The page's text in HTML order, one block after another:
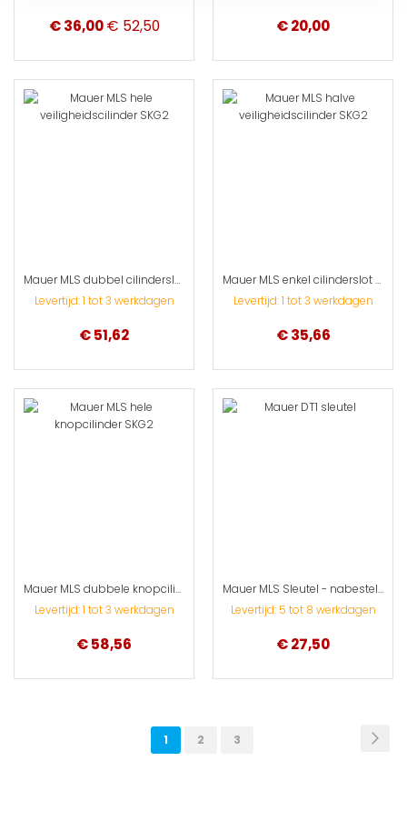
Special
€ 36,00 € 52,50 € 20,00
Mauer MLS dubbel cilinderslot SKG**
Levertijd: 1 tot 3 werkdagen
€ 51,62
Mauer MLS enkel cilinderslot SKG**
Levertijd: 1 tot 3 werkdagen
€ 35,66
Mauer MLS dubbele knopcilinder SKG**
Levertijd: 1 tot 3 werkdagen
€ 58,56
Mauer MLS Sleutel - nabestellen
Levertijd: 5 tot 8 werkdagen
€ 27,50
Pagina
U
1 Pagina
2 Pagina
3